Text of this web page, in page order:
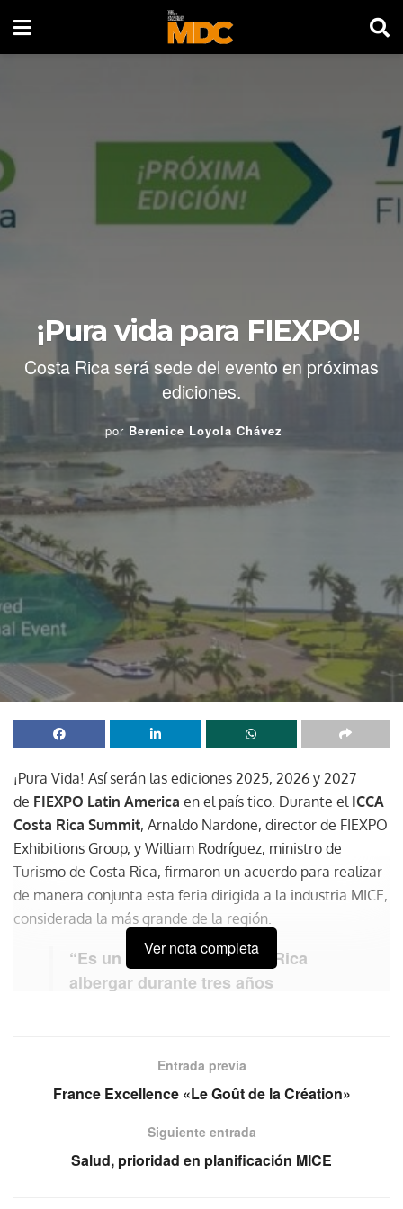
¡Pura vida para FIEXPO!
Costa Rica será sede del evento en próximas
ediciones.
por Berenice Loyola Chávez
¡Pura Vida! Así serán las ediciones 2025, 2026 y 2027
de FIEXPO Latin America en el país tico. Durante el ICCA
Costa Rica Summit, Arnaldo Nardone, director de FIEXPO
Exhibitions Group, y William Rodríguez, ministro de
Turismo de Costa Rica, firmaron un acuerdo para realizar
de manera conjunta esta feria dirigida a la industria MICE,
considerada la más grande de la región.
“Es un orgullo para Costa Rica
albergar durante tres años
importantes de la industria de
reuniones en América Latina, que
también impulsa la promoción de
Sudamérica, Centroamérica, el
Caribe y México”, William
Rodríguez, ministro de Turismo de
Ver nota completa
Entrada previa
France Excellence «Le Goût de la Création»
Siguiente entrada
Salud, prioridad en planificación MICE